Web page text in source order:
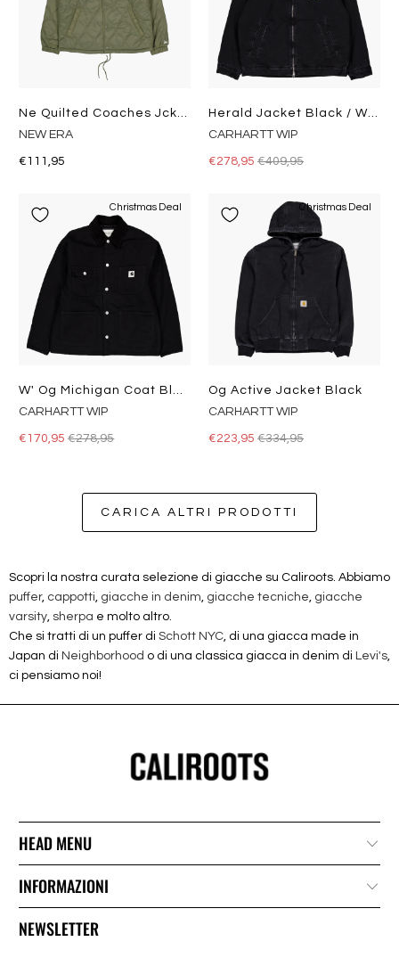
Ne Quilted Coaches Jckt Newer Novwhi
NEW ERA
€111,95
Herald Jacket Black / Wall
CARHARTT WIP
€278,95 €409,95
Christmas Deal
W' Og Michigan Coat Black / Black
CARHARTT WIP
€170,95€278,95
Christmas Deal
Og Active Jacket Black
CARHARTT WIP
€223,95 €334,95
CARICA ALTRI PRODOTTI
Scopri la nostra curata selezione di giacche su Caliroots. Abbiamo
puffer, cappotti, giacche in denim, giacche tecniche, giacche
varsity, sherpa e molto altro.
Che si tratti di un puffer di Schott NYC, di una giacca made in
Japan di Neighborhood o di una classica giacca in denim di Levi's,
ci pensiamo noi!
HEAD MENU
INFORMAZIONI
NEWSLETTER